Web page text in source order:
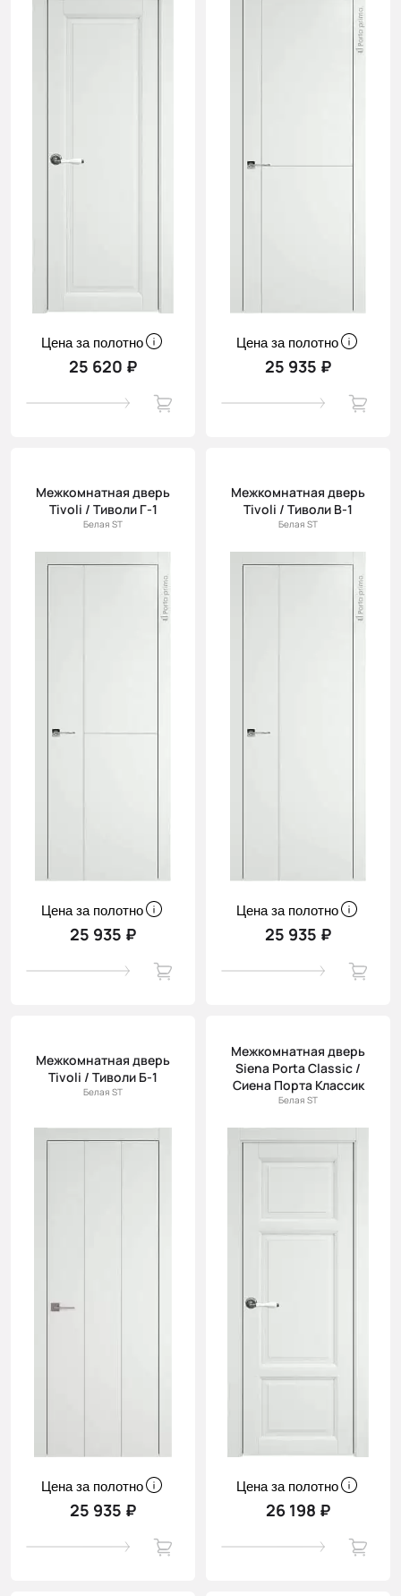
Цена за полотно
25 620 ₽
Цена за полотно
25 935 ₽
Межкомнатная дверь
Tivoli / Тиволи Г-1
Белая ST
Цена за полотно
25 935 ₽
Межкомнатная дверь
Tivoli / Тиволи В-1
Белая ST
Цена за полотно
25 935 ₽
Межкомнатная дверь
Tivoli / Тиволи Б-1
Белая ST
Цена за полотно
25 935 ₽
Межкомнатная дверь
Siena Porta Classic /
Сиена Порта Классик
Белая ST
Цена за полотно
26 198 ₽